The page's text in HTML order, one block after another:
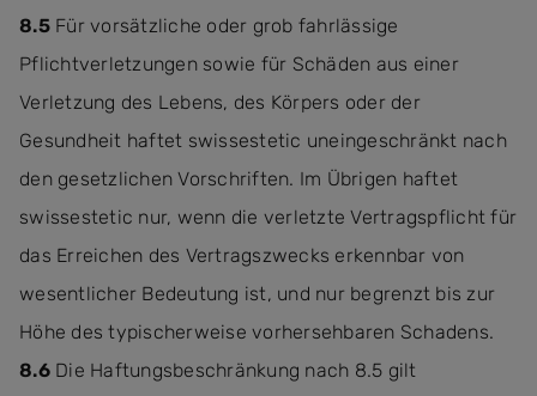
8.5Für vorsätzliche oder grob fahrlässige
Pflichtverletzungen sowie für Schäden aus einer
Verletzung des Lebens, des Körpers oder der
Gesundheit haftet swissestetic uneingeschränkt nach
den gesetzlichen Vorschriften. Im Übrigen haftet
swissestetic nur, wenn die verletzte Vertragspflicht für
das Erreichen des Vertragszwecks erkennbar von
wesentlicher Bedeutung ist, und nur begrenzt bis zur
Höhe des typischerweise vorhersehbaren Schadens.
8.6Die Haftungsbeschränkung nach 8.5 gilt